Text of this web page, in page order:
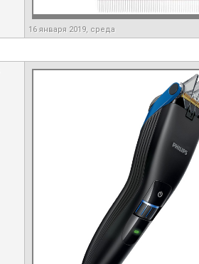
16 января 2019, среда